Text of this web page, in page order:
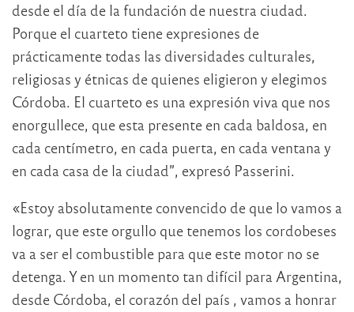
desde el día de la fundación de nuestra ciudad.
Porque el cuarteto tiene expresiones de
prácticamente todas las diversidades culturales,
religiosas y étnicas de quienes eligieron y elegimos
Córdoba. El cuarteto es una expresión viva que nos
enorgullece, que esta presente en cada baldosa, en
cada centímetro, en cada puerta, en cada ventana y
en cada casa de la ciudad”, expresó Passerini.
«Estoy absolutamente convencido de que lo vamos a
lograr, que este orgullo que tenemos los cordobeses
va a ser el combustible para que este motor no se
detenga. Y en un momento tan difícil para Argentina,
desde Córdoba, el corazón del país , vamos a honrar